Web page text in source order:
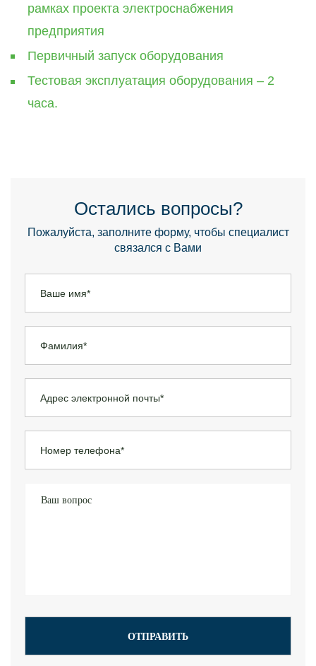
рамках проекта электроснабжения
предприятия
Первичный запуск оборудования
Тестовая эксплуатация оборудования – 2
часа.
Остались вопросы?
Пожалуйста, заполните форму, чтобы специалист
связался с Вами